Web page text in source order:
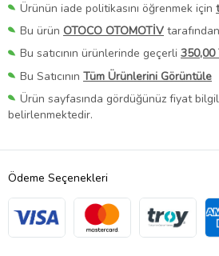
Ürünün iade politikasını öğrenmek için
Bu ürün OTOCO OTOMOTİV
Bu satıcının ürünlerinde geçerli 350,00
Bu Satıcının Tüm Ürünlerini Görüntüle
Ürün sayfasında gördüğünüz fiyat
belirlenmektedir.
Ödeme Seçenekleri